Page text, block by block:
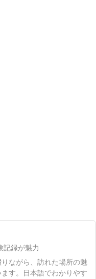
記録が魅力
ながら、訪れた場所の魅
す。日本語でわかりやす